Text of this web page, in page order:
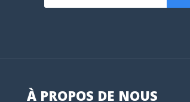
À PROPOS DE NOUS